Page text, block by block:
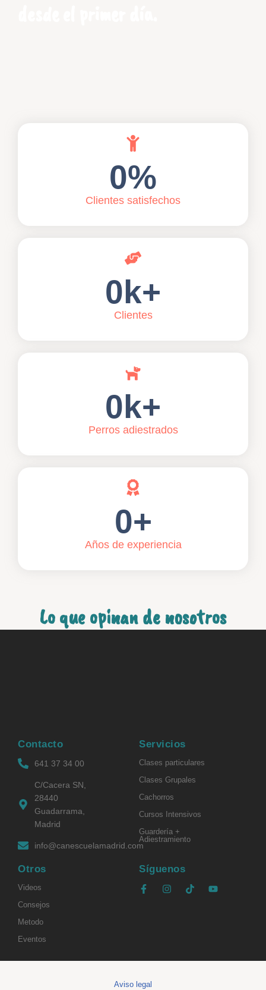
Clientes satisfechos
0%
Clientes
0k+
Perros adiestrados
0k+
Años de experiencia
0+
Lo que opinan de nosotros
Contacto
641 37 34 00​
C/Cacera SN,
28440
Guadarrama,
Madrid
info@canescuelamadrid.com
Servicios
Clases particulares
Clases Grupales
Cachorros
Cursos Intensivos
Guardería +
Adiestramiento
Otros
Videos
Consejos
Metodo
Eventos
Síguenos
Aviso legal